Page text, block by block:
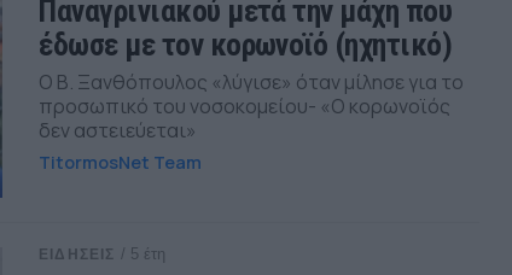
Παναγρινιακού μετά την μάχη που
έδωσε με τον κορωνοϊό (ηχητικό)
Ο B. Ξανθόπουλος «λύγισε» όταν μίλησε για το
προσωπικό του νοσοκομείου- «O κορωνοϊός
δεν αστειεύεται»
TitormosNet Team
ΕΙΔΗΣΕΙΣ / 5 έτη